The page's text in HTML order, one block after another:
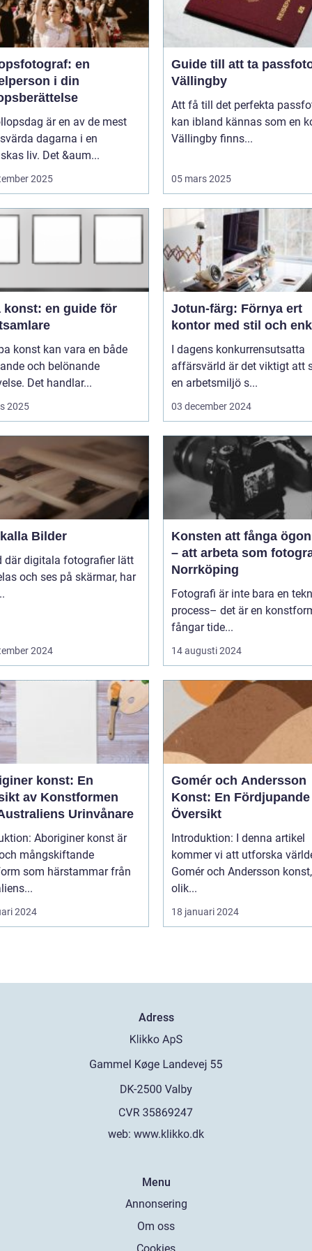
en
i din
är en av de mest
dagarna i en
liv. Det &aum...
2025
Guide till att ta
Vällingby
Att få till det perfekta
kan ibland kännas som en
Vällingby finns...
05 mars 2025
konst: en guide för
konst kan vara en både
och belönande
Det handlar...
2025
Jotun-färg: Förnya ert
kontor med stil och
I dagens konkurrensutsatta
affärsvärld är det viktigt att
en arbetsmiljö s...
03 december 2024
Bilder
där digitala fotografier lätt
och ses på skärmar, har
2024
Konsten att fånga
– att arbeta som
Norrköping
Fotografi är inte bara en
process– det är en
fångar tide...
14 augusti 2024
konst: En
av Konstformen
Urinvånare
Aboriginer konst är
mångskiftande
som härstammar från
2024
Gomér och Andersson
Konst: En Fördjupande
Översikt
Introduktion: I denna artikel
kommer vi att utforska
Gomér och Andersson
olik...
18 januari 2024
Adress
web: www.klikko.dk
Menu
Annonsering
Om oss